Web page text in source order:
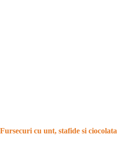
Fursecuri cu unt, stafide si ciocolata